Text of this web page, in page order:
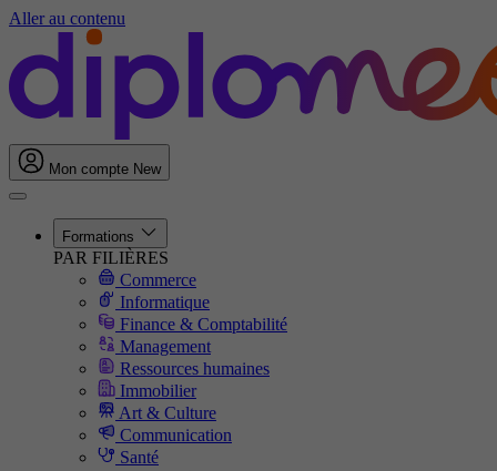
Aller au contenu
Mon compte New
Formations
PAR FILIÈRES
Commerce
Informatique
Finance & Comptabilité
Management
Ressources humaines
Immobilier
Art & Culture
Communication
Santé